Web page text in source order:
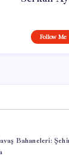
Follow Me
Bahaneleri: